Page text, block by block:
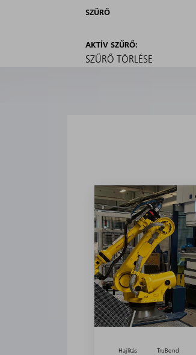
SZŰRŐ
AKTÍV SZŰRŐ:
SZŰRŐ TÖRLÉSE
Hajlítás TruBend